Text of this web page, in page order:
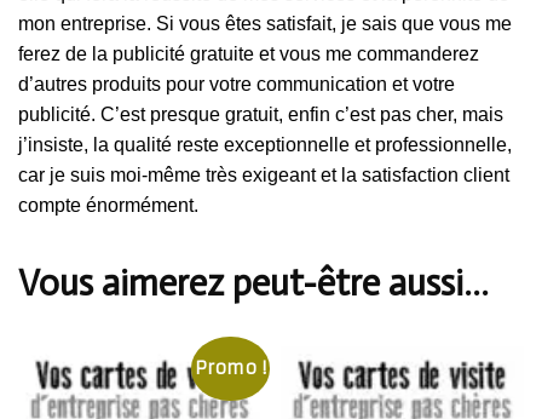
mon entreprise. Si vous êtes satisfait, je sais que vous me
ferez de la publicité gratuite et vous me commanderez
d’autres produits pour votre communication et votre
publicité. C’est presque gratuit, enfin c’est pas cher, mais
j’insiste, la qualité reste exceptionnelle et professionnelle,
car je suis moi-même très exigeant et la satisfaction client
compte énormément.
Vous aimerez peut-être aussi…
Promo !